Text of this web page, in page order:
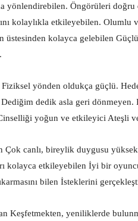
yönlendirebilen. Öngörüleri doğru
kolaylıkla etkileyebilen. Olumlu
üstesinden kolayca gelebilen
yönden oldukça güçlü.
Dediğim dedik asla geri
yoğun ve etkileyici Ateşli
Çok canlı, bireylik duygusu yüksek
kolayca etkileyebilen İyi bir
bilen İsteklerini
Keşfetmekten, yeniliklerde